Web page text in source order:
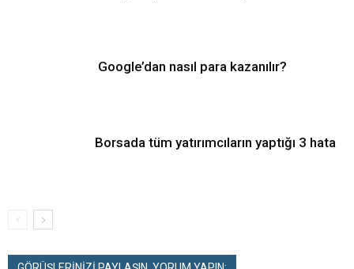
Google’dan nasıl para kazanılır?
Borsada tüm yatırımcıların yaptığı 3 hata